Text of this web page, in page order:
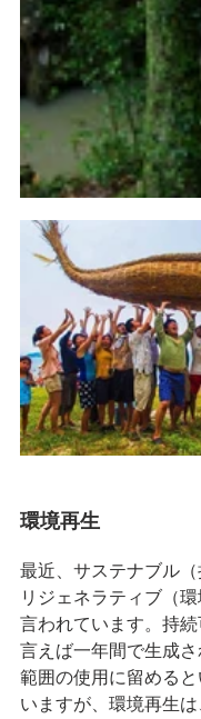
環境再生
最近、サステナブル
リジェネラティブ（
言われています。持
言えば一年間で生成
範囲の使用に留める
いますが、環境再生